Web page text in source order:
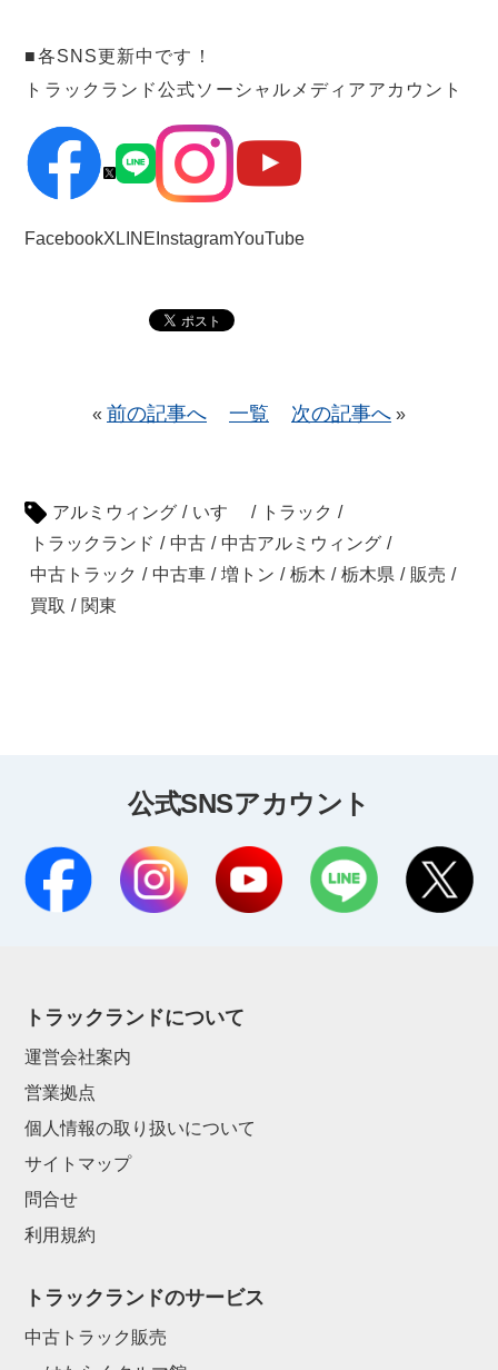
■各SNS更新中です！
トラックランド公式ソーシャルメディアアカウント
FacebookX LINE InstagramYouTube
« 前の記事へ 一覧 次の記事へ »
アルミウィング / いすゞ / トラック /
トラックランド / 中古 / 中古アルミウィング /
中古トラック / 中古車 / 増トン / 栃木 / 栃木県 / 販売 /
買取 / 関東
公式SNSアカウント
トラックランドについて
運営会社案内
営業拠点
個人情報の取り扱いについて
サイトマップ
問合せ
利用規約
トラックランドのサービス
中古トラック販売